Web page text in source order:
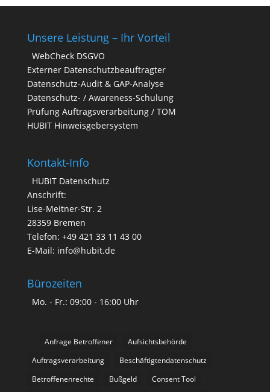
Unsere Leistung – Ihr Vorteil
WebCheck DSGVO
Externer Datenschutzbeauftragter
Datenschutz-Audit & GAP-Analyse
Datenschutz- / Awareness-Schulung
Prüfung Auftragsverarbeitung / TOM
HUBIT Hinweisgebersystem
Kontakt-Info
HUBIT Datenschutz
Anschrift:
Lise-Meitner-Str. 2
28359 Bremen
Telefon: +49 421 33 11 43 00
E-Mail: info@hubit.de
Bürozeiten
Mo. - Fr.: 09:00 - 16:00 Uhr
Anfrage Betroffener
Aufsichtsbehörde
Auftragsverarbeitung
Beschäftigtendatenschutz
Betroffenenrechte
Bußgeld
Consent Tool